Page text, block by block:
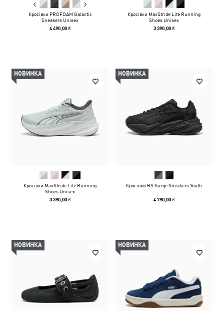
Кросівки PROFOAM Galactic
Sneakers Unisex
4 490,00 ₴
Кросівки MaxStride Lite Running
Shoes Unisex
3 390,00 ₴
НОВИНКА
Кросівки MaxStride Lite Running
Shoes Unisex
3 390,00 ₴
НОВИНКА
Кросівки RS Surge Sneakers Youth
4 790,00 ₴
НОВИНКА НОВИНКА